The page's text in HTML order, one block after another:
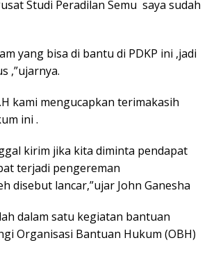
Studi Peradilan Semu saya sudah
yang bisa di bantu di PDKP ini ,jadi
,”ujarnya.
kami mengucapkan terimakasih
ini .
kirim jika kita diminta pendapat
terjadi pengereman
disebut lancar,”ujar John Ganesha
dalam satu kegiatan bantuan
Organisasi Bantuan Hukum (OBH)